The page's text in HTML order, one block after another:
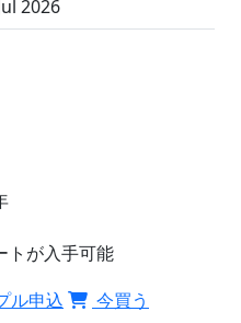
2026
トが入手可能
ル申込 今買う